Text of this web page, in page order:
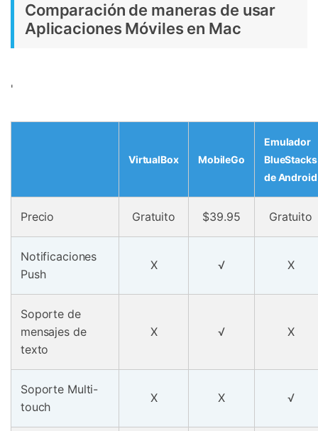
Comparación de maneras de usar
Aplicaciones Móviles en Mac
'
VirtualBox MobileGo
Emulador
BlueStacks
de Android
Precio Gratuito $39.95 Gratuito
Notificaciones
Push
X √ X
Soporte de
mensajes de
texto
X √ X
Soporte Multi-
touch
X X √